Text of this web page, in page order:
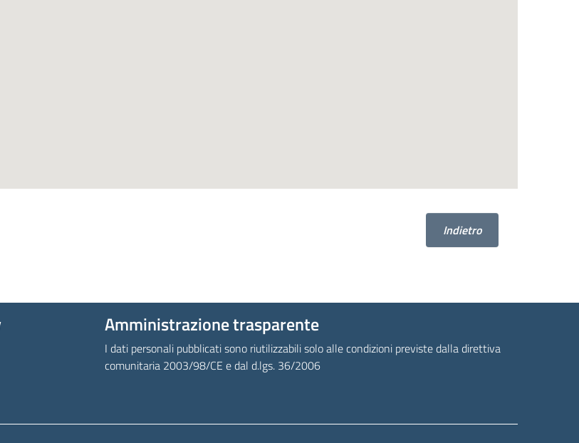
Indietro
Amministrazione trasparente
I dati personali pubblicati sono riutilizzabili solo alle condizioni previste dalla direttiva
comunitaria 2003/98/CE e dal d.lgs. 36/2006